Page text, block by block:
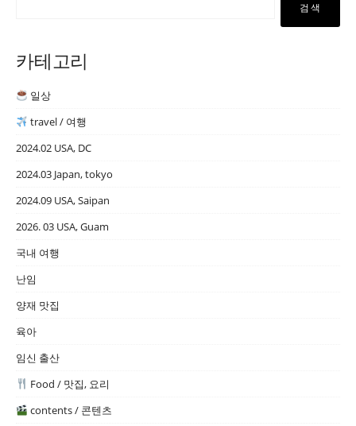
검색
카테고리
일상
travel / 여행
2024.02 USA, DC
2024.03 Japan, tokyo
2024.09 USA, Saipan
2026. 03 USA, Guam
국내 여행
난임
양재 맛집
육아
임신 출산
Food / 맛집, 요리
contents / 콘텐츠